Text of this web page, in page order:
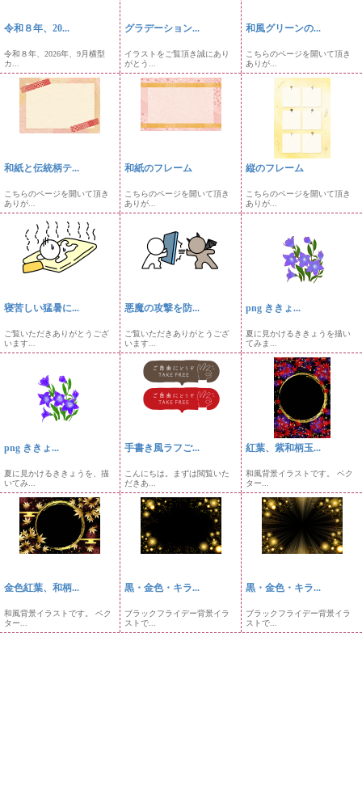
令和８年、20...
令和８年、2026年、9月横型
カ...
グラデーション...
イラストをご覧頂き誠にあり
がとう...
和風グリーンの...
こちらのページを開いて頂き
ありが...
和紙と伝統柄テ...
こちらのページを開いて頂き
ありが...
和紙のフレーム
こちらのページを開いて頂き
ありが...
縦のフレーム
こちらのページを開いて頂き
ありが...
寝苦しい猛暑に...
ご覧いただきありがとうござ
います...
悪魔の攻撃を防...
ご覧いただきありがとうござ
います...
png ききょ...
夏に見かけるききょうを描い
てみま...
png ききょ...
夏に見かけるききょうを、描
いてみ...
手書き風ラフご...
こんにちは。まずは閲覧いた
だきあ...
紅葉、紫和柄玉...
和風背景イラストです。 ベク
ター...
金色紅葉、和柄...
和風背景イラストです。 ベク
ター...
黒・金色・キラ...
ブラックフライデー背景イラ
ストで...
黒・金色・キラ...
ブラックフライデー背景イラ
ストで...